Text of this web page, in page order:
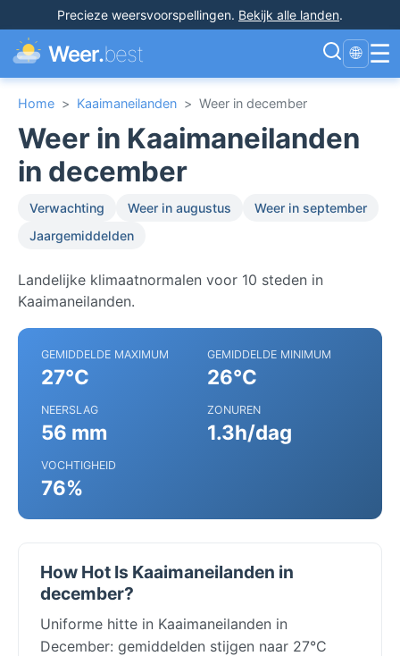
Precieze weersvoorspellingen. Bekijk alle landen.
Weer.best 🌐 ☰
Home > Kaaimaneilanden > Weer in december
Weer in Kaaimaneilanden
in december
Verwachting Weer in augustus
Weer in september
Jaargemiddelden
Landelijke klimaatnormalen voor 10 steden in
Kaaimaneilanden.
GEMIDDELDE MAXIMUM
27°C
GEMIDDELDE MINIMUM
26°C
NEERSLAG
56 mm
ZONUREN
1.3h/dag
VOCHTIGHEID
76%
How Hot Is Kaaimaneilanden in
december?
Uniforme hitte in Kaaimaneilanden in
December: gemiddelden stijgen naar 27°C